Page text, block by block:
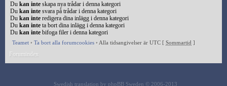
Du kan inte skapa nya trådar i denna kategori
Du kan inte svara på trådar i denna kategori
Du kan inte redigera dina inlägg i denna kategori
Du kan inte ta bort dina inlägg i denna kategori
Du kan inte bifoga filer i denna kategori
Teamet • Ta bort alla forumcookies • Alla tidsangivelser är UTC [ Sommartid ]
Forumindex
Swedish translation by phpBB Sweden © 2006-2013